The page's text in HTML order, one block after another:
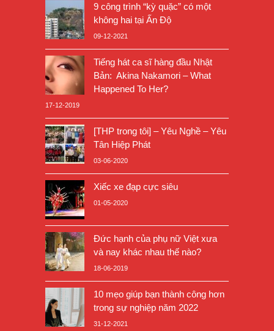
9 công trình “kỳ quặc” có một
không hai tại Ấn Độ
09-12-2021
Tiếng hát ca sĩ hàng đầu Nhật
Bản: Akina Nakamori – What
Happened To Her?
17-12-2019
[THP trong tôi] – Yêu Nghề – Yêu
Tân Hiệp Phát
03-06-2020
Xiếc xe đạp cực siêu
01-05-2020
Đức hạnh của phụ nữ Việt xưa
và nay khác nhau thế nào?
18-06-2019
10 mẹo giúp bạn thành công hơn
trong sự nghiệp năm 2022
31-12-2021